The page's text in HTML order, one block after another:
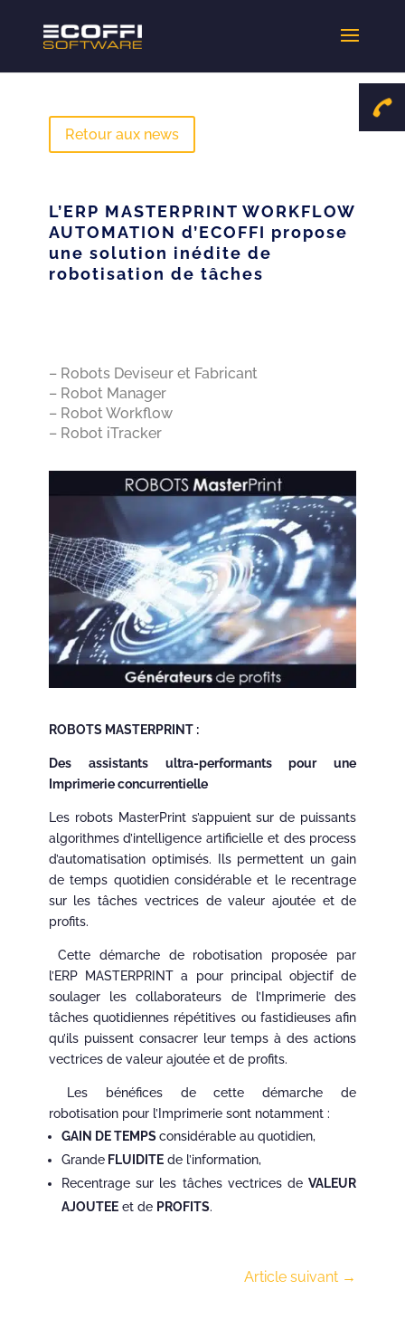
Retour aux news
L’ERP MASTERPRINT WORKFLOW
AUTOMATION d’ECOFFI propose
une solution inédite de
robotisation de tâches
– Robots Deviseur et Fabricant
– Robot Manager
– Robot Workflow
– Robot iTracker
ROBOTS MASTERPRINT :
Des assistants ultra-performants pour une
Imprimerie concurrentielle
Les robots MasterPrint s’appuient sur de puissants
algorithmes d’intelligence artificielle et des process
d’automatisation optimisés. Ils permettent un gain
de temps quotidien considérable et le recentrage
sur les tâches vectrices de valeur ajoutée et de
profits.
Cette démarche de robotisation proposée par
l’ERP MASTERPRINT a pour principal objectif de
soulager les collaborateurs de l’Imprimerie des
tâches quotidiennes répétitives ou fastidieuses afin
qu’ils puissent consacrer leur temps à des actions
vectrices de valeur ajoutée et de profits.
Les bénéfices de cette démarche de
robotisation pour l’Imprimerie sont notamment :
GAIN DE TEMPSconsidérable au quotidien,
GrandeFLUIDITEde l’information,
Recentrage sur les tâches vectrices deVALEUR
AJOUTEEet de PROFITS.
Article suivant →
